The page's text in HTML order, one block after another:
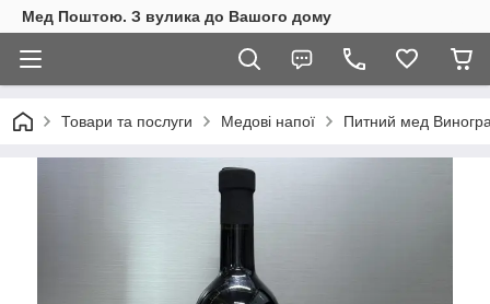
Мед Поштою. З вулика до Вашого дому
Товари та послуги Медові напої Питний мед